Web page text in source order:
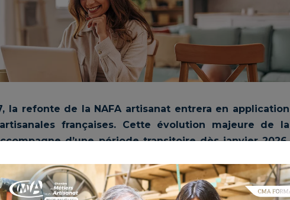
la refonte de la NAFA artisanat entrera en application
françaises. Cette évolution majeure de la
d’une période transitoire dès janvier 2026,
APE.
des métiers de l’artisanat et sécuriser les